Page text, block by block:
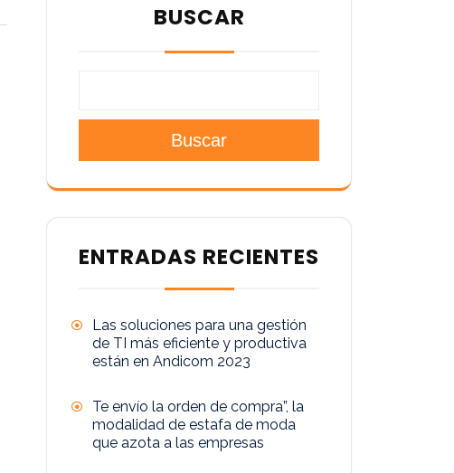
BUSCAR
Buscar
ENTRADAS RECIENTES
Las soluciones para una gestión
de TI más eficiente y productiva
están en Andicom 2023
Te envío la orden de compra”, la
modalidad de estafa de moda
que azota a las empresas